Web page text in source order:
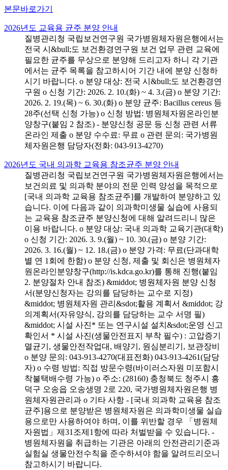
본문바로가기
2026년도 교육용 균주 분양 안내
질병관리청 국립보건연구원 국가병원체자원은행에서는
전국 시&bull;도 보건환경연구원 보건 업무 관련 교육에
필요한 균주를 무상으로 분양해 드리고자 하니 각 기관
에서는 균주 목록을 참고하시어 기간 내에 분양 신청하
시기 바랍니다. o 분양 대상: 전국 시&bull;도 보건환경연
구원 o 신청 기간: 2026. 2. 10.(화) ~ 4. 3.(금) o 분양 기간:
2026. 2. 19.(목) ~ 6. 30.(화) o 분양 균주: Bacillus cereus 등
28주(선택 신청 가능) o 신청 방법: 병원체자원온라인분
양창구(붙임 2 참조) - 분양신청 공문 등 신청 관련 서류
온라인 제출 o 분양 수수료: 무료 o 관련 문의: 국가병원
체자원은행 담당자(전화: 043-913-4270)
2026년도 국내 의과학 교육용 참조균주 분양 안내
질병관리청 국립보건연구원 국가병원체자원은행에서는
보건의료 및 의과학 분야의 전문 인력 양성을 목적으로
[국내 의과학 교육용 참조균주]를 개발하여 분양하고 있
습니다. 이에 다음과 같이 의과학미생물 실습에 사용되
는 교육용 참조균주 분양신청에 대해 알려드리니 많은
이용 바랍니다. o 분양 대상: 국내 의과학 교육기관(대학)
o 신청 기간: 2026. 3. 9.(월) ~ 10. 30.(금) o 분양 기간:
2026. 3. 16.(월) ~ 12. 18.(금) o 분양 가격: 무료(단과대학
별 연 1회에 한함) o 분양 신청, 제출 및 회신은 병원체자
원온라인분양창구(http://is.kdca.go.kr)를 통해 진행(붙임
2. 분양절차 안내 참조) &middot; 병원체자원 분양 신청
서(분양신청자는 강의를 담당하는 교수로 지정)
&middot; 병원체자원 관리&sdot;활용 계획서 &middot; 강
의계획서(자유양식, 강의를 담당하는 교수 서명 필)
&middot; 시설 사진* 또는 연구시설 설치&sdot;운영 신고
확인서 * 시설 사진(생물안전표지 부착 필수) : 고압증기
멸균기, 생물안전작업대, 배양기, 원심분리기, 보관장비
o 분양 문의: 043-913-4270(대표전화) 043-913-4261(담당
자) o 수령 방법: 직접 방문수령(바이러스자원 미포함시
착불택배수령 가능) o 주소: (28160) 충청북도 청주시 흥
덕구 오송읍 오송생명 2로 220, 국가병원체자원은행 병
원체자원관리과 o 기타 사항 - [국내 의과학 교육용 참조
균주]용으로 분양받은 병원체자원은 의과학미생물 실습
용으로만 사용하여야 하며, 이를 위반할 경우 「병원체
자원법」제31조제1항에 따라 처벌받을 수 있습니다. -
병원체자원을 취급하는 기관은 아래의 안전관리기준과
실험실 생물안전수칙을 준수하셔야 함을 알려드리오니
참고하시기 바랍니다.